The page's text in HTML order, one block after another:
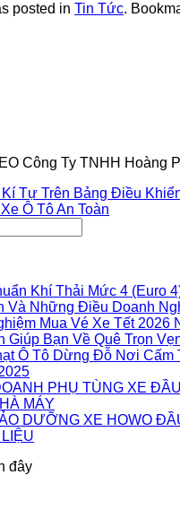
posted in Tin Tức.
Công Ty TNHH Hoàng
Tự Trên Bảng Điều
Ô Tô An Toàn
Khí Thải Mức 4 (Euro
Và Những Điều Doanh
Mua Vé Xe Tết 2026
Giúp Bạn Về Quê Trọn
Ô Tô Dừng Đỗ Nơi Cấm
PHỤ TÙNG XE
MÁY
DƯỠNG XE HOWO
đây